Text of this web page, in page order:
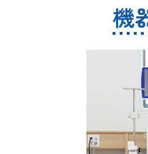
機